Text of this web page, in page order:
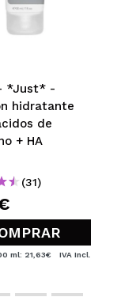
*Just* -
hidratante
de
+ HA
(31)
ml: 21,63€ IVA Incl.